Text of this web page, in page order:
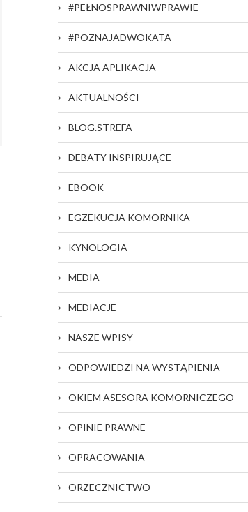
#PEŁNOSPRAWNIWPRAWIE
#POZNAJADWOKATA
AKCJA APLIKACJA
AKTUALNOŚCI
BLOG.STREFA
DEBATY INSPIRUJĄCE
EBOOK
EGZEKUCJA KOMORNIKA
KYNOLOGIA
MEDIA
MEDIACJE
NASZE WPISY
ODPOWIEDZI NA WYSTĄPIENIA
OKIEM ASESORA KOMORNICZEGO
OPINIE PRAWNE
OPRACOWANIA
ORZECZNICTWO